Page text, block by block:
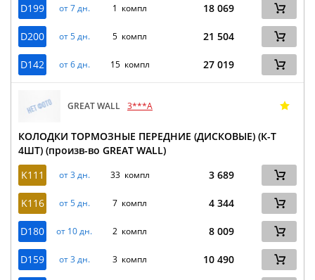
D199 от 7 дн. 1 компл 18 069
D200 от 5 дн. 5 компл 21 504
D142 от 6 дн. 15 компл 27 019
GREAT WALL 3***A
КОЛОДКИ ТОРМОЗНЫЕ ПЕРЕДНИЕ (ДИСКОВЫЕ) (К-Т
4ШТ) (произв-во GREAT WALL)
K111
от 3 дн. 33 компл 3 689
K116 от 5 дн. 7 компл 4 344
D180 от 10 дн. 2 компл 8 009
D159 от 3 дн. 3 компл 10 490